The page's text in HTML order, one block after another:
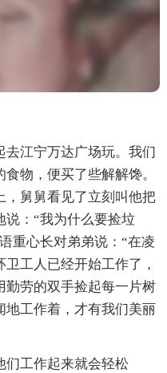
江宁万达广场玩。我们
物，便买了些解解馋。
，舅舅看见了立刻叫他把
：“我为什么要捡垃
重心长对弟弟说：“在凌
工人已经开始工作了，
勤劳的双手捡起每一片树
工作着，才有我们美丽
工作起来就会轻松